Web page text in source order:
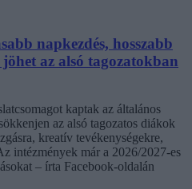
napkezdés, hosszabb
jöhet az alsó tagozatokban
kaptak az általános
az alsó tagozatos diákok
kreatív tevékenységekre,
intézmények már a 2026/2027-es
– írta Facebook-oldalán